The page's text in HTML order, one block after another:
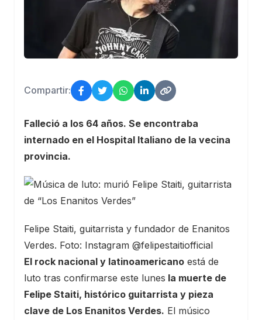
Compartir:
Falleció a los 64 años. Se encontraba
internado en el Hospital Italiano de la vecina
provincia.
Felipe Staiti, guitarrista y fundador de Enanitos
Verdes. Foto: Instagram @felipestaitiofficial
El rock nacional y latinoamericano está de
luto tras confirmarse este lunes la muerte de
Felipe Staiti, histórico guitarrista y pieza
clave de Los Enanitos Verdes. El músico